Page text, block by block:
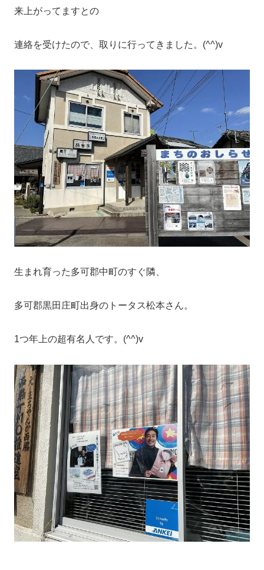
来上がってますとの
連絡を受けたので、取りに行ってきました。(^^)v
生まれ育った多可郡中町のすぐ隣、
多可郡黒田庄町出身のトータス松本さん。
1つ年上の超有名人です。(^^)v